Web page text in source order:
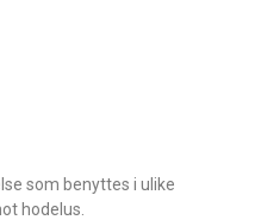
som benyttes i ulike
hodelus.